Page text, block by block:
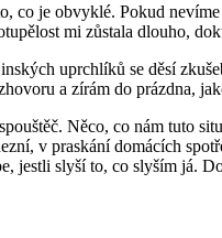
co je obvyklé. Pokud
mi zůstala dlouho,
uprchlíků se děsí
a zírám do prázdna,
Něco, co nám tuto
v praskání domácích
jestli slyší to, co slyším já.